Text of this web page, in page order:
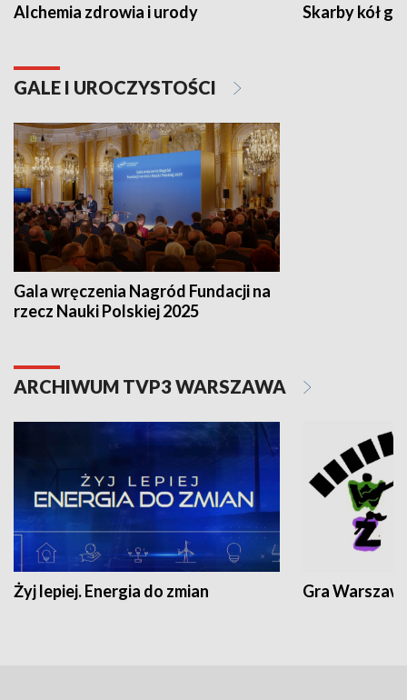
Alchemia zdrowia i urody Skarby kół
GALE I UROCZYSTOŚCI
Gala wręczenia Nagród Fundacji na
rzecz Nauki Polskiej 2025
ARCHIWUM TVP3 WARSZAWA
Żyj lepiej. Energia do zmian Gra